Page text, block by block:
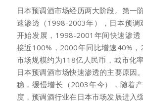
日本预调酒市场经历两大阶段。第一
速渗透（1998-2003年），日本预调
开始发展，1998-2001年间快速渗
接近100%，2000年同比增速40%
市场规模约为118亿人民币，城市化
日本预调酒市场快速渗透的主要原因
稳，缓慢增长（2003年今），随着
度，预调酒行业在日本市场发展进入